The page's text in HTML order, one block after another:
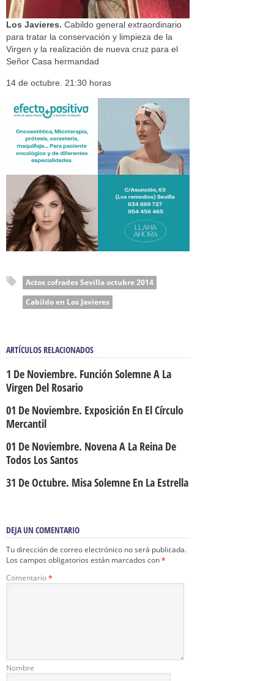
Los Javieres. Cabildo general extraordinario
para tratar la conservación y limpieza de la
Virgen y la realización de nueva cruz para el
Señor Casa hermandad
14 de octubre. 21:30 horas
Actos cofrades Sevilla octubre 2014
Cabildo en Los Javieres
ARTÍCULOS RELACIONADOS
1 De Noviembre. Función Solemne A La
Virgen Del Rosario
01 De Noviembre. Exposición En El Círculo
Mercantil
01 De Noviembre. Novena A La Reina De
Todos Los Santos
31 De Octubre. Misa Solemne En La Estrella
DEJA UN COMENTARIO
Tu dirección de correo electrónico no será publicada.
Los campos obligatorios están marcados con*
Comentario*
Nombre